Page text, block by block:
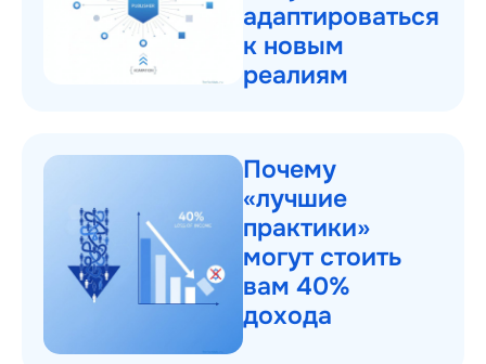
адаптироваться
к новым
реалиям
Почему
«лучшие
практики»
могут стоить
вам 40%
дохода